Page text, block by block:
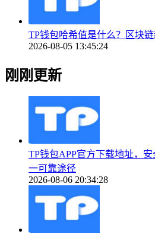
TP钱包哈希值是什么？区块
2026-08-05 13:45:24
刚刚更新
TP钱包APP官方下载地址，
一可靠途径
2026-08-06 20:34:28